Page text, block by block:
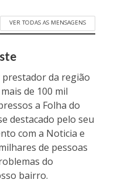
VER TODAS AS MENSAGENS
da região
de 100 mil
a Folha do
destacado pelo seu
com a Noticia e
de pessoas
do
bairro.